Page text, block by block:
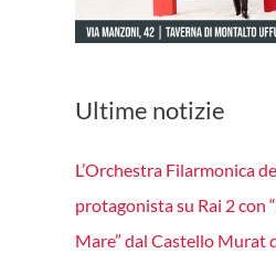
Ultime notizie
L’Orchestra Filarmonica
protagonista su Rai 2 con
Mare” dal Castello Murat